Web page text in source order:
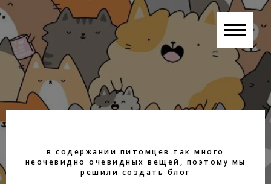
в содержании питомцев так много
неочевидно очевидных вещей, поэтому мы
решили создать блог